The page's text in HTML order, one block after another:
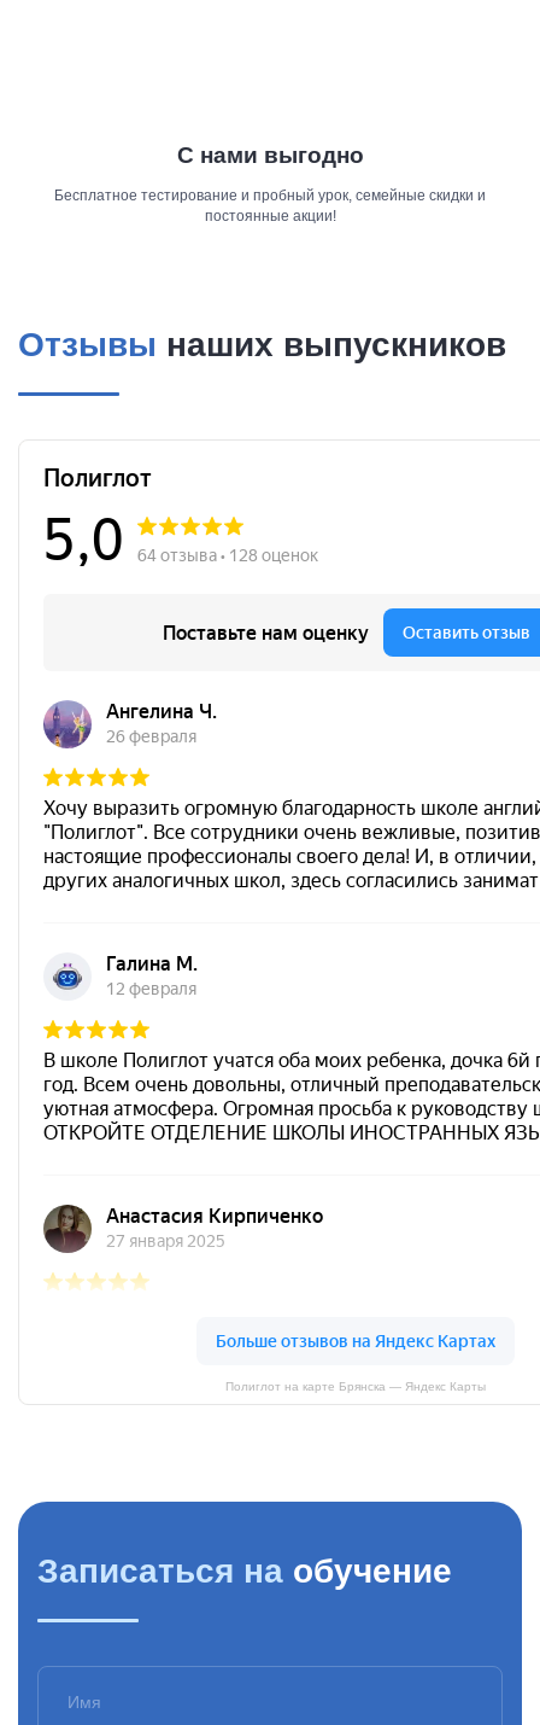
С нами выгодно
Бесплатное тестирование и пробный урок, семейные скидки и
постоянные акции!
Отзывы наших выпускников
Полиглот на карте Брянска — Яндекс Карты
Записаться на обучение